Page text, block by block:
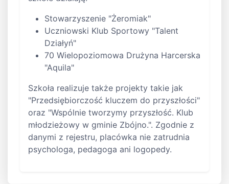
Stowarzyszenie "Żeromiak"
Uczniowski Klub Sportowy "Talent
Działyń"
70 Wielopoziomowa Drużyna Harcerska
"Aquila"
Szkoła realizuje także projekty takie jak
"Przedsiębiorczość kluczem do przyszłości"
oraz "Wspólnie tworzymy przyszłość. Klub
młodzieżowy w gminie Zbójno.". Zgodnie z
danymi z rejestru, placówka nie zatrudnia
psychologa, pedagoga ani logopedy.